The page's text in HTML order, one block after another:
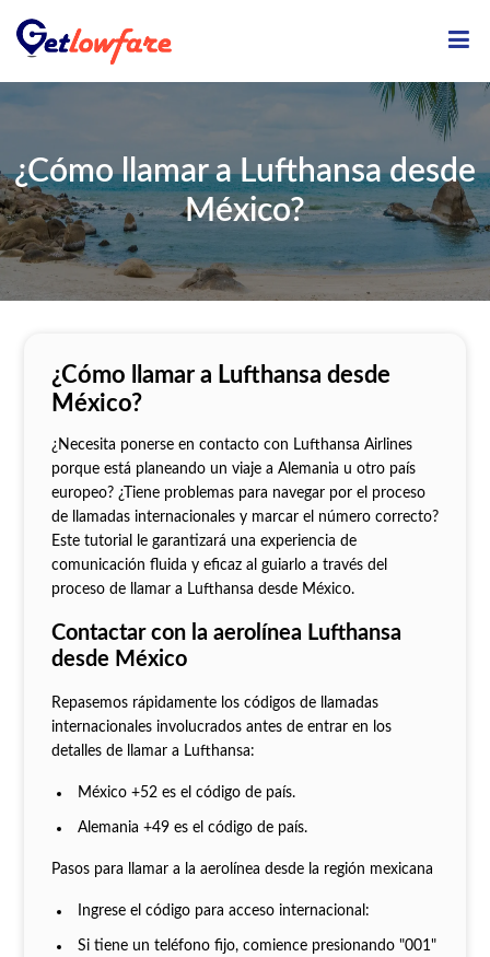
¿Cómo llamar a Lufthansa desde
México?
¿Cómo llamar a Lufthansa desde
México?
¿Necesita ponerse en contacto con Lufthansa Airlines
porque está planeando un viaje a Alemania u otro país
europeo? ¿Tiene problemas para navegar por el proceso
de llamadas internacionales y marcar el número correcto?
Este tutorial le garantizará una experiencia de
comunicación fluida y eficaz al guiarlo a través del
proceso de llamar a Lufthansa desde México.
Contactar con la aerolínea Lufthansa
desde México
Repasemos rápidamente los códigos de llamadas
internacionales involucrados antes de entrar en los
detalles de llamar a Lufthansa:
México +52 es el código de país.
Alemania +49 es el código de país.
Pasos para llamar a la aerolínea desde la región mexicana
Ingrese el código para acceso internacional:
Si tiene un teléfono fijo, comience presionando "001"